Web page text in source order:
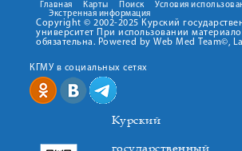
Главная Карты Поиск
Условия
Экстренная информация
Copyright © 2002-2025 Курский
университет При использовании
обязательна. Powered by Web Med Team©,
КГМУ в социальных сетях
Курский
государственный